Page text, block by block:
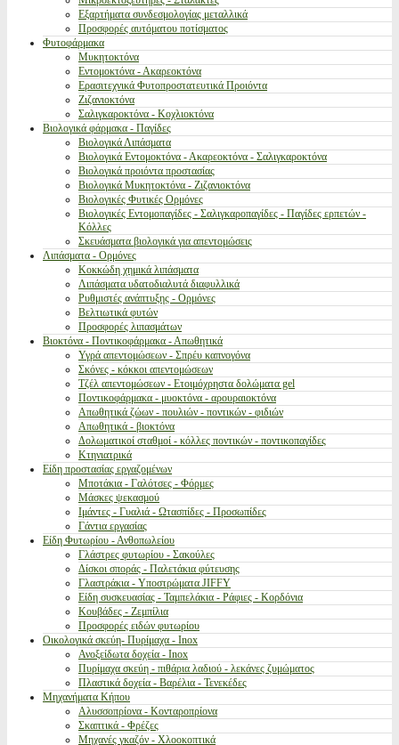
Εξαρτήματα συνδεσμολογίας μεταλλικά
Προσφορές αυτόματου ποτίσματος
Φυτοφάρμακα
Μυκητοκτόνα
Εντομοκτόνα - Ακαρεοκτόνα
Ερασιτεχνικά Φυτοπροστατευτικά Προιόντα
Ζιζανιοκτόνα
Σαλιγκαροκτόνα - Κοχλιοκτόνα
Βιολογικά φάρμακα - Παγίδες
Βιολογικά Λιπάσματα
Βιολογικά Εντομοκτόνα - Ακαρεοκτόνα - Σαλιγκαροκτόνα
Βιολογικά προιόντα προστασίας
Βιολογικά Μυκητοκτόνα - Ζιζανιοκτόνα
Βιολογικές Φυτικές Ορμόνες
Βιολογικές Εντομοπαγίδες - Σαλιγκαροπαγίδες - Παγίδες ερπετών -
Κόλλες
Σκευάσματα βιολογικά για απεντομώσεις
Λιπάσματα - Ορμόνες
Κοκκώδη χημικά λιπάσματα
Λιπάσματα υδατοδιαλυτά διαφυλλικά
Ρυθμιστές ανάπτυξης - Ορμόνες
Βελτιωτικά φυτών
Προσφορές λιπασμάτων
Βιοκτόνα - Ποντικοφάρμακα - Απωθητικά
Υγρά απεντομώσεων - Σπρέυ καπνογόνα
Σκόνες - κόκκοι απεντομώσεων
Τζέλ απεντομώσεων - Ετοιμόχρηστα δολώματα gel
Ποντικοφάρμακα - μυοκτόνα - αρουραιοκτόνα
Απωθητικά ζώων - πουλιών - ποντικών - φιδιών
Απωθητικά - βιοκτόνα
Δολωματικοί σταθμοί - κόλλες ποντικών - ποντικοπαγίδες
Κτηνιατρικά
Είδη προστασίας εργαζομένων
Μποτάκια - Γαλότσες - Φόρμες
Μάσκες ψεκασμού
Ιμάντες - Γυαλιά - Ωτασπίδες - Προσωπίδες
Γάντια εργασίας
Είδη Φυτωρίου - Ανθοπωλείου
Γλάστρες φυτωρίου - Σακούλες
Δίσκοι σποράς - Παλετάκια φύτευσης
Γλαστράκια - Υποστρώματα JIFFY
Είδη συσκευασίας - Ταμπελάκια - Ράφιες - Κορδόνια
Κουβάδες - Ζεμπίλια
Προσφορές ειδών φυτωρίου
Οικολογικά σκεύη- Πυρίμαχα - Inox
Ανοξείδωτα δοχεία - Inox
Πυρίμαχα σκεύη - πιθάρια λαδιού - λεκάνες ζυμώματος
Πλαστικά δοχεία - Βαρέλια - Τενεκέδες
Μηχανήματα Κήπου
Αλυσσοπρίονα - Κονταροπρίονα
Σκαπτικά - Φρέζες
Μηχανές γκαζόν - Χλοοκοπτικά